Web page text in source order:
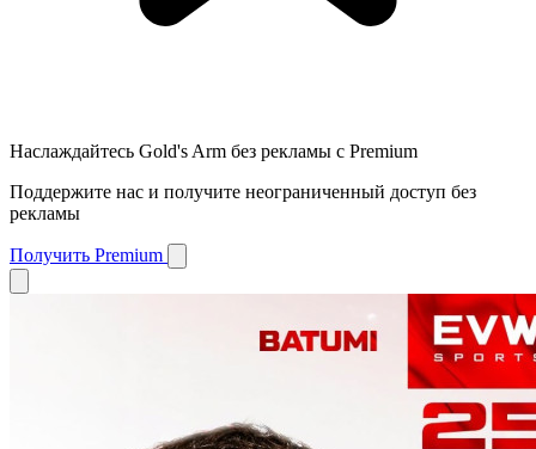
Наслаждайтесь Gold's Arm без рекламы с Premium
Поддержите нас и получите неограниченный доступ без
рекламы
Получить Premium